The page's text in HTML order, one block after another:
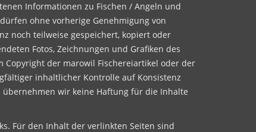
Informationen zu Fischen / Angeln und
ohne vorherige Genehmigung von
noch teilweise gespeichert, kopiert oder
Fotos, Zeichnungen und Grafiken des
Copyright der marowil Fischereiartikel oder der
inhaltlicher Kontrolle auf Konsistenz
wir keine Haftung für die Inhalte
Für den Inhalt der verlinkten Seiten sind